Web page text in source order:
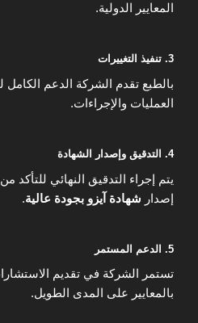
المعايير الدولية.
3. تنفيذ التغييرات
بالطبع تقدم الشركة الدعم الكامل
العمليات والإجراءات.
4. التدقيق وإصدار الشهادة
يتم إجراء التدقيق النهائي للتأكد
إصدار شهادة آيزو بجودة عالية.
5. الدعم المستمر
تستمر الشركة في تقديم
بالمعايير على المدى الطويل.